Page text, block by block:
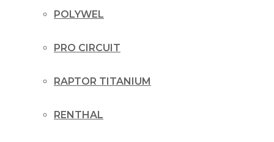
POLYWEL
PRO CIRCUIT
RAPTOR TITANIUM
RENTHAL